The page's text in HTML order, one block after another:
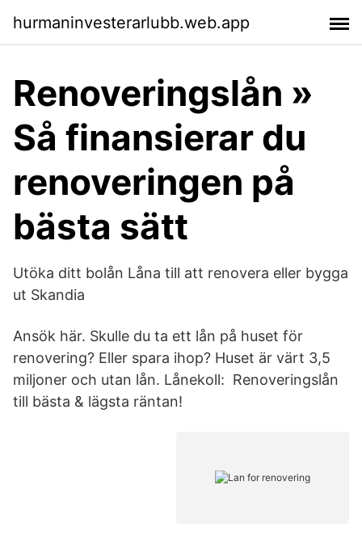
hurmaninvesterarlubb.web.app
Renoveringslån »
Så finansierar du
renoveringen på
bästa sätt
Utöka ditt bolån Låna till att renovera eller bygga
ut Skandia
Ansök här. Skulle du ta ett lån på huset för
renovering? Eller spara ihop? Huset är värt 3,5
miljoner och utan lån. Lånekoll: ️ Renoveringslån
till bästa & lägsta räntan!